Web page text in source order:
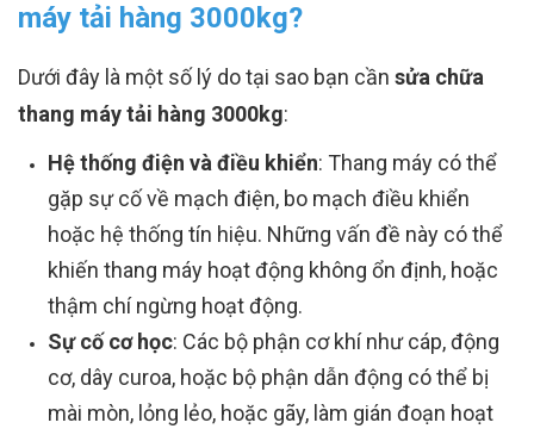
máy tải hàng 3000kg?
Dưới đây là một số lý do tại sao bạn cần sửa chữa
thang máy tải hàng 3000kg:
Hệ thống điện và điều khiển: Thang máy có thể
gặp sự cố về mạch điện, bo mạch điều khiển
hoặc hệ thống tín hiệu. Những vấn đề này có thể
khiến thang máy hoạt động không ổn định, hoặc
thậm chí ngừng hoạt động.
Sự cố cơ học: Các bộ phận cơ khí như cáp, động
cơ, dây curoa, hoặc bộ phận dẫn động có thể bị
mài mòn, lỏng lẻo, hoặc gãy, làm gián đoạn hoạt